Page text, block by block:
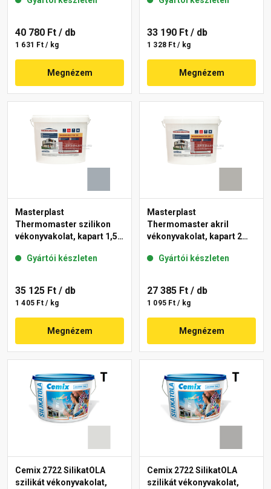
40 780 Ft / db
1 631 Ft / kg
Megnézem
33 190 Ft / db
1 328 Ft / kg
Megnézem
Masterplast
Thermomaster szilikon
vékonyvakolat, kapart 1,5
Gyártói készleten
35 125 Ft / db
1 405 Ft / kg
Megnézem
Masterplast
Thermomaster akril
vékonyvakolat, kapart 2
Gyártói készleten
27 385 Ft / db
1 095 Ft / kg
Megnézem
Cemix 2722 SilikatOLA
szilikát vékonyvakolat,
Cemix 2722 SilikatOLA
szilikát vékonyvakolat,